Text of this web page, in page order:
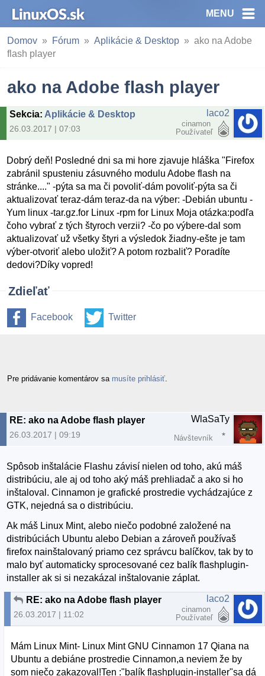
MENU
Domov Fórum Aplikácie & Desktop
ako na Adobe
flash player
ako na Adobe flash player
Sekcia: Aplikácie & Desktop
26.03.2017 | 07:03
laco2
cinamon
Používateľ
Dobrý deň! Posledné dni sa mi hore zjavuje hláška "Firefox
zabránil spusteniu zásuvného modulu Adobe flash na
stránke...." -pýta sa ma či povoliť-dám povoliť-pýta sa či
aktualizovať teraz-dám teraz-da na výber: -Debián ubuntu -
Yum linux -tar.gz.for Linux -rpm for Linux Moja otázka:podľa
čoho vybrať z tých štyroch verzii? -čo po výbere-dal som
aktualizovať už všetky štyri a výsledok žiadny-ešte je tam
výber-otvoriť alebo uložiť? A potom rozbaliť? Poradíte
dedovi?Díky vopred!
Zdieľať
Facebook Twitter
Pre pridávanie komentárov sa musíte prihlásiť
RE: ako na Adobe flash player
26.03.2017 | 09:19
WlaSaTy
Návštevník
Spôsob inštalácie Flashu závisí nielen od toho, akú máš
distribúciu, ale aj od toho aký máš prehliadač a ako si ho
inštaloval. Cinnamon je grafické prostredie vychádzajúce z
GTK, nejedná sa o distribúciu.
Ak máš Linux Mint, alebo niečo podobné založené na
distribúciách Ubuntu alebo Debian a zároveň používaš
firefox nainštalovaný priamo cez správcu balíčkov, tak by to
malo byť automaticky sprocesované cez balík flashplugin-
installer ak si si nezakázal inštalovanie záplat.
RE: ako na Adobe flash player
26.03.2017 | 11:02
laco2
cinamon
Používateľ
Mám Linux Mint- Linux Mint GNU Cinnamon 17 Qiana na
Ubuntu a debiáne prostredie Cinnamon,a neviem že by
som niečo zakazoval!Ten :"balík flashplugin-installer"sa dá